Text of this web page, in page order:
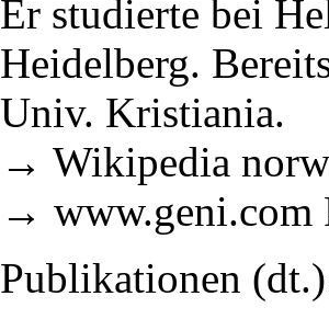
Er studierte bei
Heidelberg.
Univ. Kristiania.
→ Wikipedia
→ www.geni.com
Publikationen